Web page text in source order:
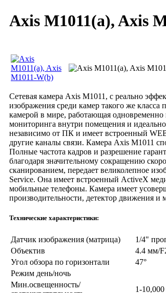
Axis M1011(a), Axis
Сетевая камера Axis M1011, с реально
изображения среди камер такого же
камерой в мире, работающая одновременно
мониторинга внутри помещения и
независимо от ПК и имеет встроенный
другие каналы связи. Камера Axis M1011
Полные частота кадров и разрешение
благодаря значительному сокращению
сканированием, передает великолепное
Service. Она имеет встроенный ActiveX
мобильные телефоны. Камера имеет
производительности, детектор движения и
Технические характеристики:
Датчик изображения (матрица)
1/4"
Объектив
4.4 мм/
Угол обзора по горизонтали
47°
Режим день/ночь
Мин.освещенность/
1-10,000